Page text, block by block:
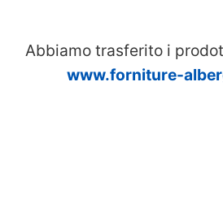
Abbiamo trasferito i
www.forniture-